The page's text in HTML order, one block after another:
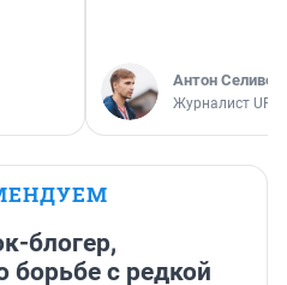
Антон
Журналист
блогер,
борьбе с редкой